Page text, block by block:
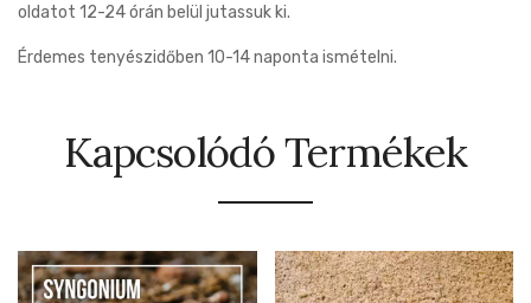
oldatot 12-24 órán belül jutassuk ki.
Érdemes tenyészidőben 10-14 naponta ismételni.
Kapcsolódó Termékek